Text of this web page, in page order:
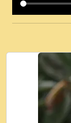
कई
Ki -
#Ishwar
जब से
तन